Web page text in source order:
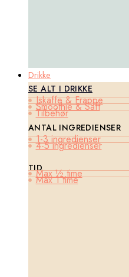
Drikke
SE ALT I DRIKKE
Iskaffe & Frappe
Smoothie & Saft
Tilbehør
ANTAL INGREDIENSER
1-3 ingredienser
4-5 ingredienser
TIDMax ½ time
Max 1 time